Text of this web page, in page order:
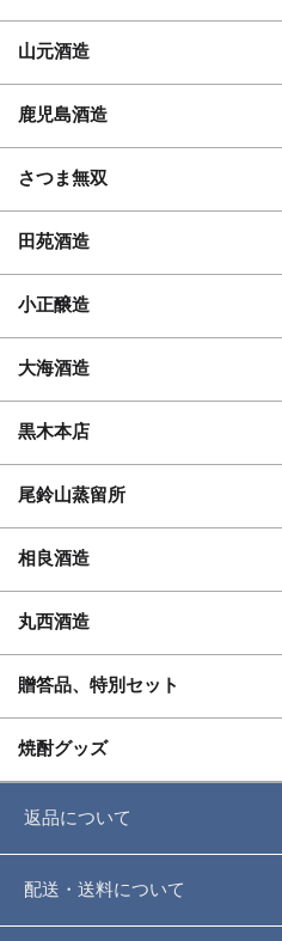
山元酒造
鹿児島酒造
さつま無双
田苑酒造
小正醸造
大海酒造
黒木本店
尾鈴山蒸留所
相良酒造
丸西酒造
贈答品、特別セット
焼酎グッズ
返品について
配送・送料について